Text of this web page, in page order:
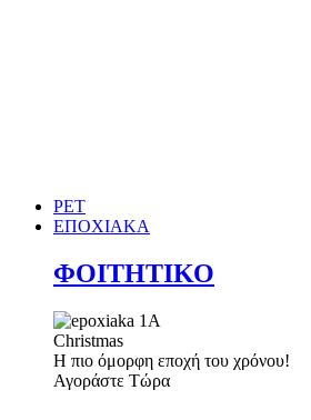
PET
ΕΠΟΧΙΑΚΑ
ΦΟΙΤΗΤΙΚΟ
Christmas
Η πιο όμορφη εποχή του χρόνου!
Αγοράστε Τώρα